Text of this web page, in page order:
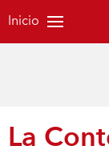
Inicio
La